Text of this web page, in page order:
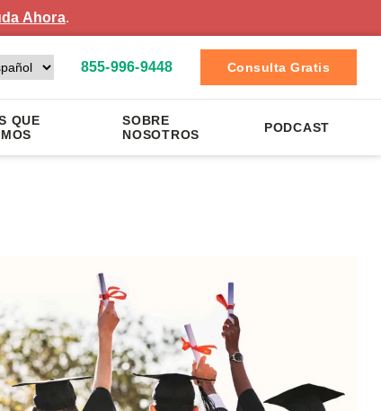
Ahora.
855-996-9448 Consulta Gratis
QUE
SOBRE
NOSOTROS
PODCAST